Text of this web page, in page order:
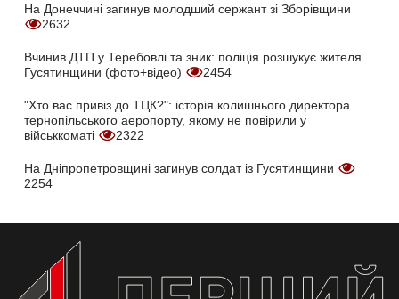
На Донеччині загинув молодший сержант зі Зборівщини
2632
Вчинив ДТП у Теребовлі та зник: поліція розшукує жителя
Гусятинщини (фото+відео)
2454
"Хто вас привіз до ТЦК?": історія колишнього директора
тернопільського аеропорту, якому не повірили у
військкоматі
2322
На Дніпропетровщині загинув солдат із Гусятинщини
2254